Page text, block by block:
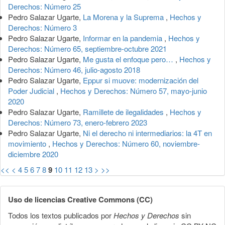
Derechos: Número 25
Pedro Salazar Ugarte, La Morena y la Suprema , Hechos y
Derechos: Número 3
Pedro Salazar Ugarte, Informar en la pandemia , Hechos y
Derechos: Número 65, septiembre-octubre 2021
Pedro Salazar Ugarte, Me gusta el enfoque pero… , Hechos y
Derechos: Número 46, julio-agosto 2018
Pedro Salazar Ugarte, Eppur si muove: modernización del
Poder Judicial , Hechos y Derechos: Número 57, mayo-junio
2020
Pedro Salazar Ugarte, Ramillete de ilegalidades , Hechos y
Derechos: Número 73, enero-febrero 2023
Pedro Salazar Ugarte, Ni el derecho ni intermediarios: la 4T en
movimiento , Hechos y Derechos: Número 60, noviembre-
diciembre 2020
<< < 456789 10 11 12 13 > >>
Uso de licencias Creative Commons (CC)
Todos los textos publicados porHechos y Derechos sin